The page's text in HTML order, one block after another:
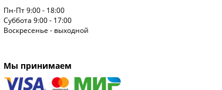
Пн-Пт 9:00 - 18:00
Суббота 9:00 - 17:00
Воскресенье - выходной
Мы принимаем